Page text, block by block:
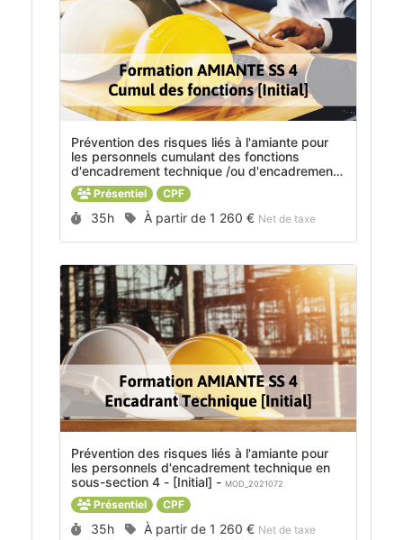
Prévention des risques liés à l'amiante pour
les personnels cumulant des fonctions
d'encadrement technique /ou d'encadrement
de chantier et/ou d'opérateur - interventions
Présentiel CPF
Durée :
35h Prix :
À partir de 1 260 € Net de taxe
Prévention des risques liés à l'amiante pour
les personnels d'encadrement technique en
sous-section 4 - [Initial] - MOD_2021072
Présentiel CPF
Durée :
35h Prix :
À partir de 1 260 € Net de taxe